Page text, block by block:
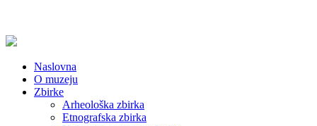
Naslovna
O muzeju
Zbirke
Arheološka zbirka
Etnografska zbirka